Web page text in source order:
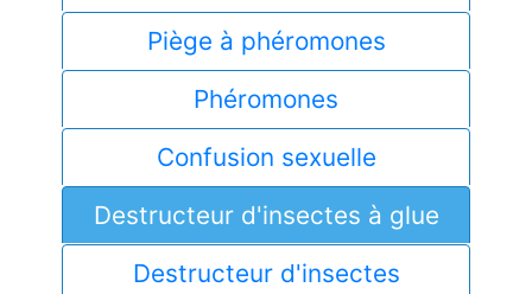
Piège à phéromones
Phéromones
Confusion sexuelle
Destructeur d'insectes à glue
Destructeur d'insectes